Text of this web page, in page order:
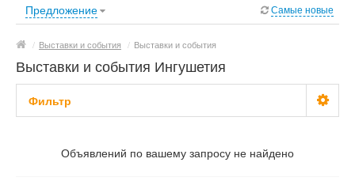
Предложение Самые новые
/ Выставки и события / Выставки и события
Выставки и события Ингушетия
Фильтр
Не важноОбъявлений по вашему запросу не найдено